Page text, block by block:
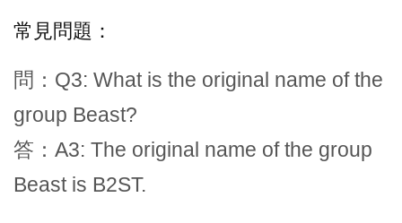
常見問題：
問：Q3: What is the original name of the
group Beast?
答：A3: The original name of the group
Beast is B2ST.